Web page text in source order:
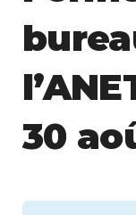
30